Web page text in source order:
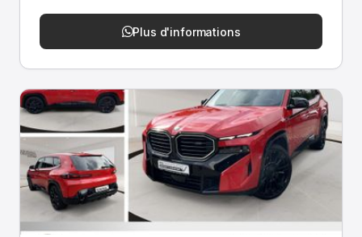
Plus d'informations